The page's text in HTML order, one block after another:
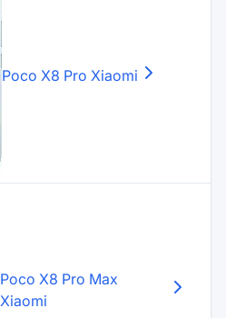
Poco X8 Pro Xiaomi
Poco X8 Pro Max
Xiaomi